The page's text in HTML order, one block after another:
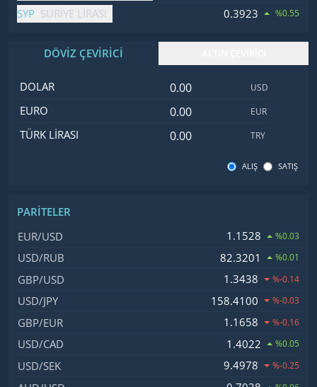
SYP SURIYE LIRASI 0.3923 %0.55
DÖVİZ ÇEVİRİCİ
İsimDeğer
DOLAR Dolar değeri USD
EURO Euro değeri EUR
TÜRK LIRASI Türk Lirası değeri
TRY
ALIŞ SATIŞ
PARITELER
İsim, Kod
EUR/USD 1.1528 %0.03
USD/RUB 82.3201 %0.01
GBP/USD 1.3438 %-0.14
USD/JPY 158.4100 %-0.03
GBP/EUR 1.1658 %-0.16
USD/CAD 1.4022 %0.05
USD/SEK 9.4978 %-0.25